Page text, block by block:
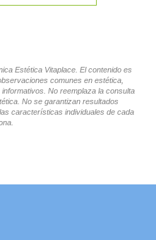
Estética Vitaplace. El contenido es
comunes en estética,
No reemplaza la consulta
No se garantizan resultados
características individuales de cada